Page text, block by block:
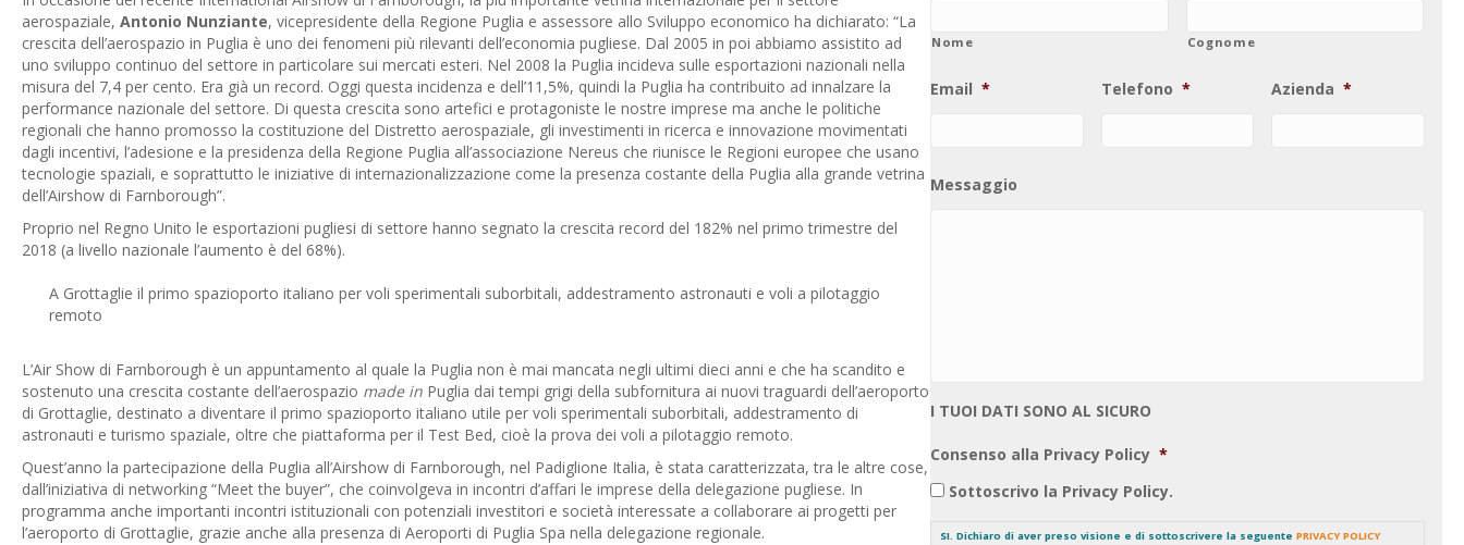
aerospaziale, Antonio Nunziante, vicepresidente della Regione Puglia e assessore allo Sviluppo economico ha dichiarato: “La
crescita dell’aerospazio in Puglia è uno dei fenomeni più rilevanti dell’economia pugliese. Dal 2005 in poi abbiamo assistito ad
uno sviluppo continuo del settore in particolare sui mercati esteri. Nel 2008 la Puglia incideva sulle esportazioni nazionali nella
misura del 7,4 per cento. Era già un record. Oggi questa incidenza e dell’11,5%, quindi la Puglia ha contribuito ad innalzare la
performance nazionale del settore. Di questa crescita sono artefici e protagoniste le nostre imprese ma anche le politiche
regionali che hanno promosso la costituzione del Distretto aerospaziale, gli investimenti in ricerca e innovazione movimentati
dagli incentivi, l’adesione e la presidenza della Regione Puglia all’associazione Nereus che riunisce le Regioni europee che usano
tecnologie spaziali, e soprattutto le iniziative di internazionalizzazione come la presenza costante della Puglia alla grande vetrina
dell’Airshow di Farnborough”.
Proprio nel Regno Unito le esportazioni pugliesi di settore hanno segnato la crescita record del 182% nel primo trimestre del
2018 (a livello nazionale l’aumento è del 68%).
A Grottaglie il primo spazioporto italiano per voli sperimentali suborbitali, addestramento astronauti e voli a pilotaggio
remoto
L’Air Show di Farnborough è un appuntamento al quale la Puglia non è mai mancata negli ultimi dieci anni e che ha scandito e
sostenuto una crescita costante dell’aerospazio made in Puglia dai tempi grigi della subfornitura ai nuovi traguardi dell’aeroporto
di Grottaglie, destinato a diventare il primo spazioporto italiano utile per voli sperimentali suborbitali, addestramento di
astronauti e turismo spaziale, oltre che piattaforma per il Test Bed, cioè la prova dei voli a pilotaggio remoto.
Quest’anno la partecipazione della Puglia all’Airshow di Farnborough, nel Padiglione Italia, è stata caratterizzata, tra le altre cose,
dall’iniziativa di networking “Meet the buyer”, che coinvolgeva in incontri d’affari le imprese della delegazione pugliese. In
programma anche importanti incontri istituzionali con potenziali investitori e società interessate a collaborare ai progetti per
l’aeroporto di Grottaglie, grazie anche alla presenza di Aeroporti di Puglia Spa nella delegazione regionale.
Nome Cognome
Email * Telefono * Azienda *
Messaggio
I TUOI DATI SONO AL SICURO
Consenso alla Privacy Policy *
Sottoscrivo la Privacy Policy.
SI. Dichiaro di aver preso visione e di sottoscrivere la seguentePRIVACY POLICY